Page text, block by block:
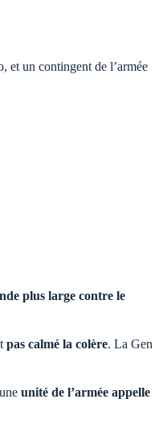
et un contingent de l’armée
plus large contre le
pas calmé la colère. La Gen
unité de l’armée appelle